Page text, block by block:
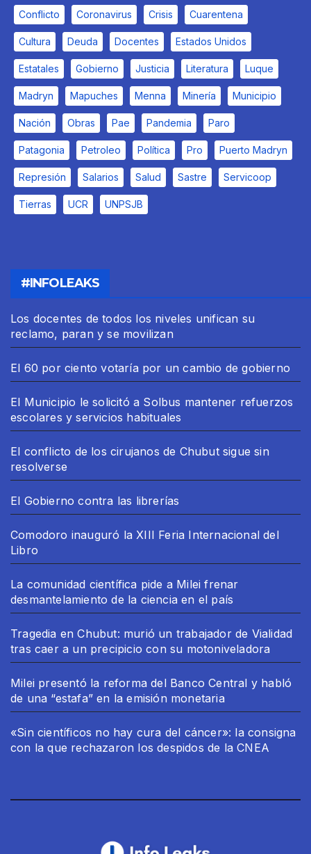
Conflicto Coronavirus Crisis Cuarentena
Cultura Deuda Docentes Estados Unidos
Estatales Gobierno Justicia Literatura Luque
Madryn Mapuches Menna Minería Municipio
Nación Obras Pae Pandemia Paro
Patagonia Petroleo Política Pro Puerto Madryn
Represión Salarios Salud Sastre Servicoop
Tierras UCR UNPSJB
#INFOLEAKS
Los docentes de todos los niveles unifican su
reclamo, paran y se movilizan
El 60 por ciento votaría por un cambio de gobierno
El Municipio le solicitó a Solbus mantener refuerzos
escolares y servicios habituales
El conflicto de los cirujanos de Chubut sigue sin
resolverse
El Gobierno contra las librerías
Comodoro inauguró la XIII Feria Internacional del
Libro
La comunidad científica pide a Milei frenar
desmantelamiento de la ciencia en el país
Tragedia en Chubut: murió un trabajador de Vialidad
tras caer a un precipicio con su motoniveladora
Milei presentó la reforma del Banco Central y habló
de una “estafa” en la emisión monetaria
«Sin científicos no hay cura del cáncer»: la consigna
con la que rechazaron los despidos de la CNEA